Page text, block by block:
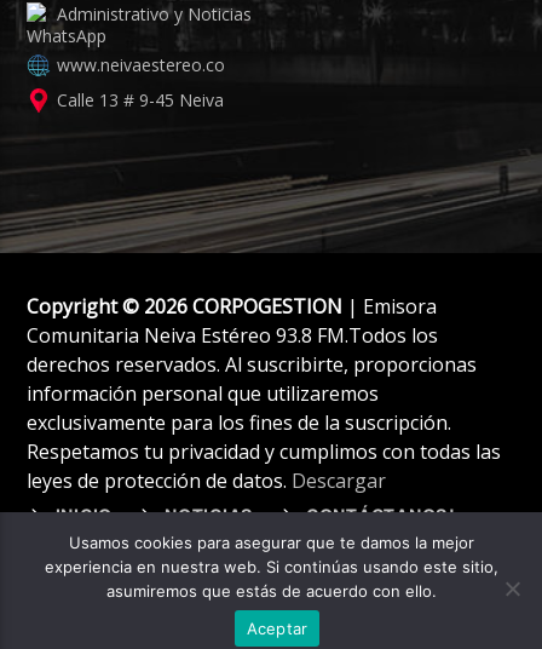
Administrativo y Noticias
www.neivaestereo.co
Calle 13 # 9-45 Neiva
Copyright © 2026 CORPOGESTION | Emisora
Comunitaria Neiva Estéreo 93.8 FM.Todos los
derechos reservados. Al suscribirte, proporcionas
información personal que utilizaremos
exclusivamente para los fines de la suscripción.
Respetamos tu privacidad y cumplimos con todas las
leyes de protección de datos. Descargar
INICIO NOTICIAS CONTÁCTANOS!
Usamos cookies para asegurar que te damos la mejor
experiencia en nuestra web. Si continúas usando este sitio,
asumiremos que estás de acuerdo con ello.
Aceptar